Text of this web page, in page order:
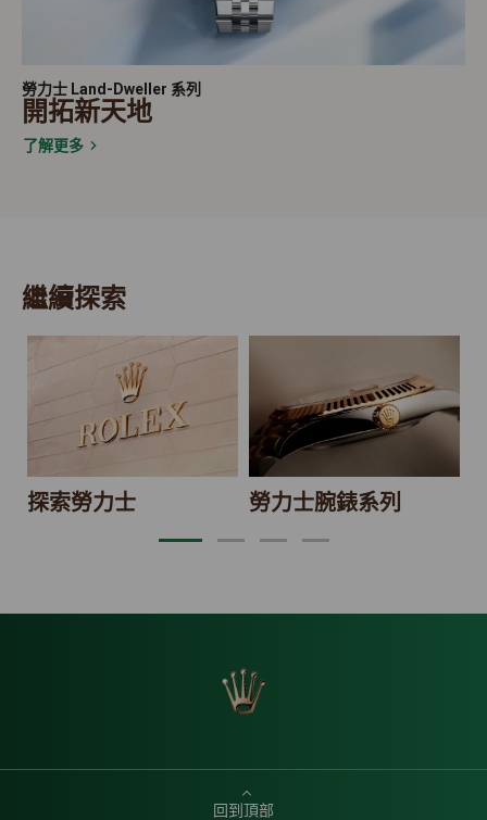
勞力士 Land-Dweller 系列
開拓新天地
了解更多
繼續探索
探索勞力士 勞力士腕錶系列
回到頂部